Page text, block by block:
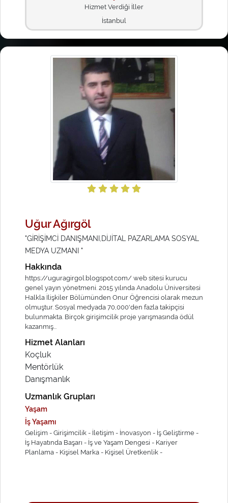
Hizmet Verdiği İller
İstanbul
Uğur Ağırgöl
"GİRİŞİMCİ DANIŞMANI,DİJİTAL PAZARLAMA SOSYAL
MEDYA UZMANI "
Hakkında
https://uguragirgol.blogspot.com/ web sitesi kurucu
genel yayın yönetmeni. 2015 yılında Anadolu Üniversitesi
Halkla İlişkiler Bölümünden Onur Öğrencisi olarak mezun
olmuştur. Sosyal medyada 70,000'den fazla takipçisi
bulunmakta. Birçok girişimcilik proje yarışmasında ödül
kazanmış...
Hizmet Alanları
Koçluk
Mentörlük
Danışmanlık
Uzmanlık Grupları
Yaşam
İş Yaşamı
Gelişim - Girişimcilik - İletişim - İnovasyon - İş Geliştirme -
İş Hayatında Başarı - İş ve Yaşam Dengesi - Kariyer
Planlama - Kişisel Marka - Kişisel Üretkenlik -